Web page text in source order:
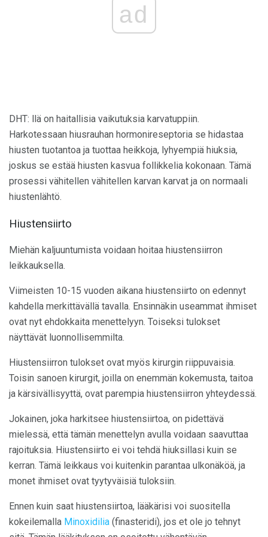
ad
DHT: llä on haitallisia vaikutuksia karvatuppiin.
Harkotessaan hiusrauhan hormonireseptoria se hidastaa
hiusten tuotantoa ja tuottaa heikkoja, lyhyempiä hiuksia,
joskus se estää hiusten kasvua follikkelia kokonaan. Tämä
prosessi vähitellen vähitellen karvan karvat ja on normaali
hiustenlähtö.
Hiustensiirto
Miehän kaljuuntumista voidaan hoitaa hiustensiirron
leikkauksella.
Viimeisten 10-15 vuoden aikana hiustensiirto on edennyt
kahdella merkittävällä tavalla. Ensinnäkin useammat ihmiset
ovat nyt ehdokkaita menettelyyn. Toiseksi tulokset
näyttävät luonnollisemmilta.
Hiustensiirron tulokset ovat myös kirurgin riippuvaisia.
Toisin sanoen kirurgit, joilla on enemmän kokemusta, taitoa
ja kärsivällisyyttä, ovat parempia hiustensiirron yhteydessä.
Jokainen, joka harkitsee hiustensiirtoa, on pidettävä
mielessä, että tämän menettelyn avulla voidaan saavuttaa
rajoituksia. Hiustensiirto ei voi tehdä hiuksillasi kuin se
kerran. Tämä leikkaus voi kuitenkin parantaa ulkonäköä, ja
monet ihmiset ovat tyytyväisiä tuloksiin.
Ennen kuin saat hiustensiirtoa, lääkärisi voi suositella
kokeilemalla Minoxidilia (finasteridi), jos et ole jo tehnyt